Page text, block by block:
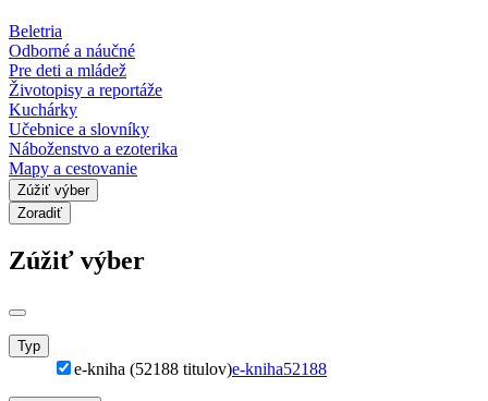
Beletria
Odborné a náučné
Pre deti a mládež
Životopisy a reportáže
Kuchárky
Učebnice a slovníky
Náboženstvo a ezoterika
Mapy a cestovanie
Zúžiť výber
Zoradiť
Zúžiť výber
Typ
e-kniha (52188 titulov)e-kniha52188